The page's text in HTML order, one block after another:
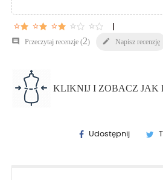
 Przeczytaj recenzje (2)  Napisz recenzję
KLIKNIJ I ZOBACZ JAK
Udostępnij